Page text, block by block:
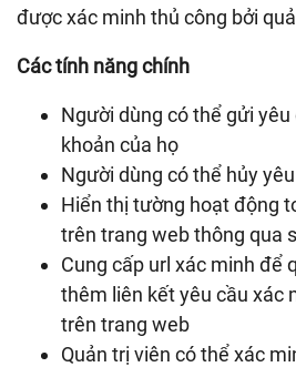
được xác minh thủ công bởi
Các tính năng chính
Người dùng có thể gửi
khoản của họ
Người dùng có thể hủy
Hiển thị tường hoạt động
trên trang web thông qua
Cung cấp url xác minh để
thêm liên kết yêu cầu xác
trên trang web
Quản trị viên có thể xác